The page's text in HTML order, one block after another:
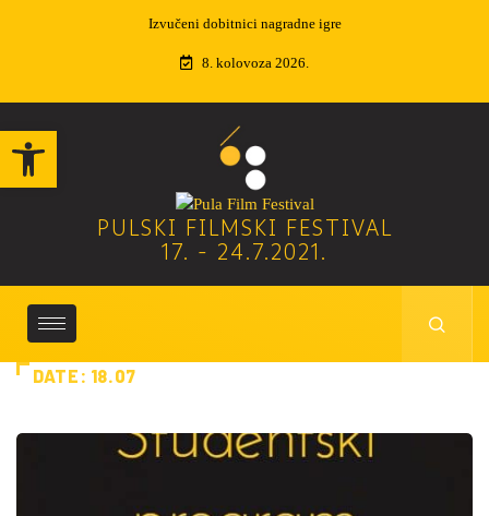
Open toolbar
Izvučeni dobitnici nagradne igre
8. kolovoza 2026.
PULSKI FILMSKI FESTIVAL
17. - 24.7.2021.
DATE: 18.07